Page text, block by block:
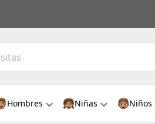
Hombres Niñas Niños